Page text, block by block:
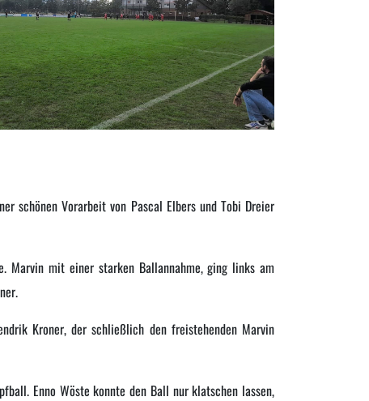
schönen Vorarbeit von Pascal Elbers und Tobi Dreier
mit einer starken Ballannahme, ging links am
Kroner, der schließlich den freistehenden Marvin
Enno Wöste konnte den Ball nur klatschen lassen,